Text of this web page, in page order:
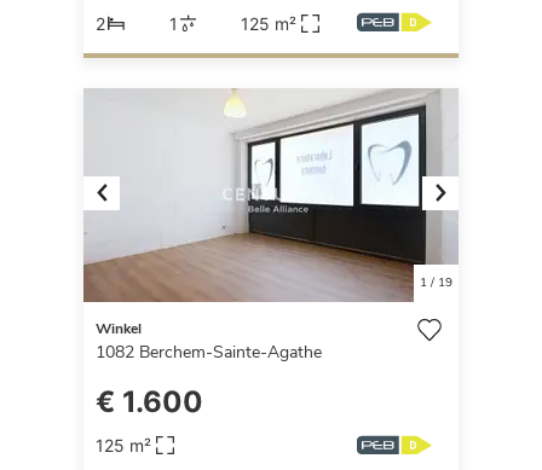
2 1 125 m²
Previous Next
1/ 19
Winkel
1082 Berchem-Sainte-Agathe
€ 1.600
125 m²